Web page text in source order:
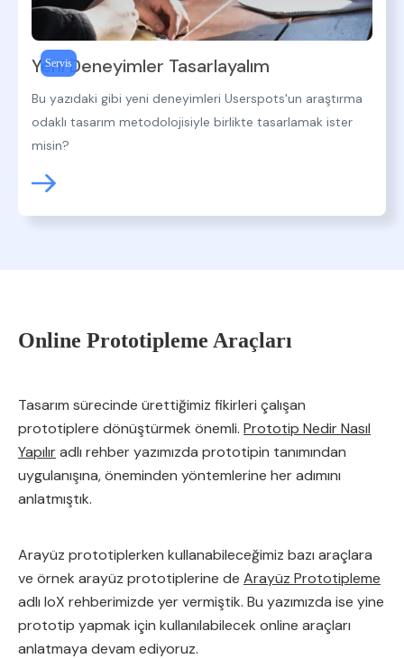
Servis
Yeni Deneyimler Tasarlayalım
Bu yazıdaki gibi yeni deneyimleri Userspots'un araştırma
odaklı tasarım metodolojisiyle birlikte tasarlamak ister
misin?
Online Prototipleme Araçları
Tasarım sürecinde ürettiğimiz fikirleri çalışan
prototiplere dönüştürmek önemli. Prototip Nedir Nasıl
Yapılıradlı rehber yazımızda prototipin tanımından
uygulanışına, öneminden yöntemlerine her adımını
anlatmıştık.
Arayüz prototiplerken kullanabileceğimiz bazı araçlara
ve örnek arayüz prototiplerine de Arayüz Prototipleme
adlı IoX rehberimizde yer vermiştik. Bu yazımızda ise yine
prototip yapmak için kullanılabilecek online araçları
anlatmaya devam ediyoruz.